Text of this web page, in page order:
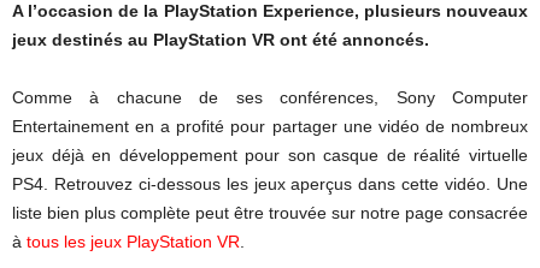
A l’occasion de la PlayStation Experience, plusieurs nouveaux
jeux destinés au PlayStation VR ont été annoncés.
Comme à chacune de ses conférences, Sony Computer
Entertainement en a profité pour partager une vidéo de nombreux
jeux déjà en développement pour son casque de réalité virtuelle
PS4. Retrouvez ci-dessous les jeux aperçus dans cette vidéo. Une
liste bien plus complète peut être trouvée sur notre page consacrée
à tous les jeux PlayStation VR